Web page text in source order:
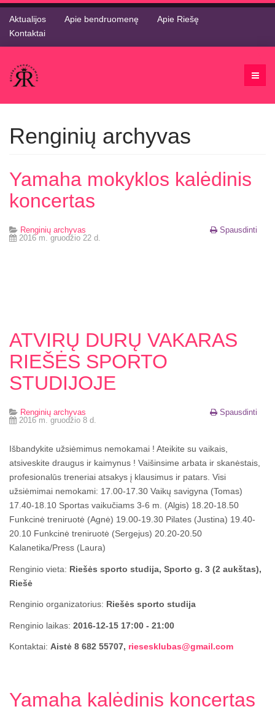
Aktualijos Apie bendruomenę
Apie Riešę
Kontaktai
Renginių archyvas
Yamaha mokyklos kalėdinis
koncertas
Spausdinti
Renginių archyvas
2016 m. gruodžio 22 d.
ATVIRŲ DURŲ VAKARAS
RIEŠĖS SPORTO
STUDIJOJE
Spausdinti
Renginių archyvas
2016 m. gruodžio 8 d.
Išbandykite užsiėmimus nemokamai ! Ateikite su vaikais,
atsiveskite draugus ir kaimynus ! Vaišinsime arbata ir skanėstais,
profesionalūs treneriai atsakys į klausimus ir patars. Visi
užsiėmimai nemokami: 17.00-17.30 Vaikų savigyna (Tomas)
17.40-18.10 Sportas vaikučiams 3-6 m. (Algis) 18.20-18.50
Funkcinė treniruotė (Agnė) 19.00-19.30 Pilates (Justina) 19.40-
20.10 Funkcinė treniruotė (Sergejus) 20.20-20.50
Kalanetika/Press (Laura)
Renginio vieta: Riešės sporto studija, Sporto g. 3 (2 aukštas),
Riešė
Renginio organizatorius: Riešės sporto studija
Renginio laikas: 2016-12-15 17:00 - 21:00
Kontaktai: Aistė 8 682 55707, riesesklubas@gmail.com
Yamaha kalėdinis koncertas